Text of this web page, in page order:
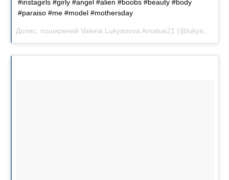
#instagirls #girly #angel #alien #boobs #beauty #body
#paraiso #me #model #mothersday